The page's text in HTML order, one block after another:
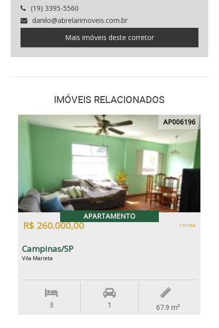
(19) 3395-5560
danilo@abrelarimoveis.com.br
Mais imóveis deste corretor
IMÓVEIS RELACIONADOS
AP006196
APARTAMENTO
R$ 260.000,00 venda
Campinas/SP
Vila Marieta
3 1 67.9 m²